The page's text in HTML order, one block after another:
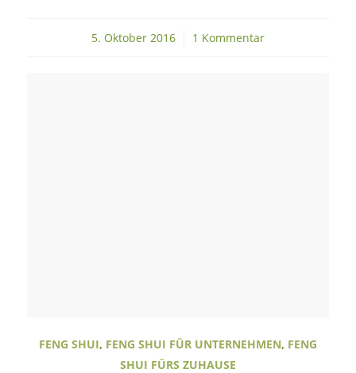
5. Oktober 2016
/ 1 Kommentar
FENG SHUI, FENG SHUI FÜR UNTERNEHMEN, FENG
SHUI FÜRS ZUHAUSE